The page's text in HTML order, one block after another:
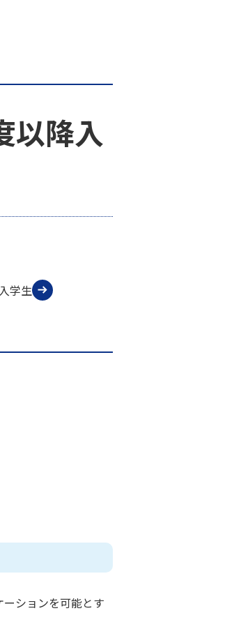
以降入
学生
ションを可能とす